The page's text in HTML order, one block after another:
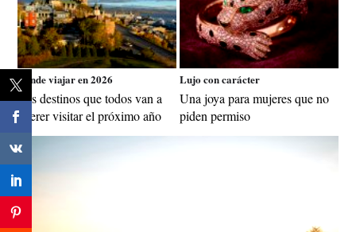
Dónde viajar en 2026
Los destinos que todos van a
querer visitar el próximo año
Lujo con carácter
Una joya para mujeres que no
piden permiso